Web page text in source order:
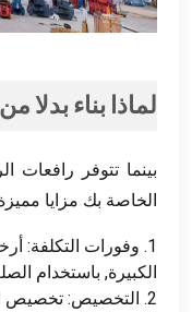
لماذا بناء بدلا
بينما تتوفر رافعات
الخاصة بك مزايا
1. وفورات التكلفة:
الكبيرة, باستخدام
2. التخصيص: تخصيص